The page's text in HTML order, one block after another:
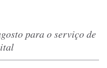
para o serviço de